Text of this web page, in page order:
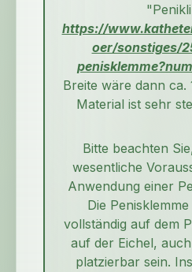
https://
oer/sonstiges/
Breite wäre dann ca.
Material ist sehr
Bitte beachten
wesentliche
Anwendung einer
Die
vollständig auf dem
auf der Eichel,
platzierbar sein.